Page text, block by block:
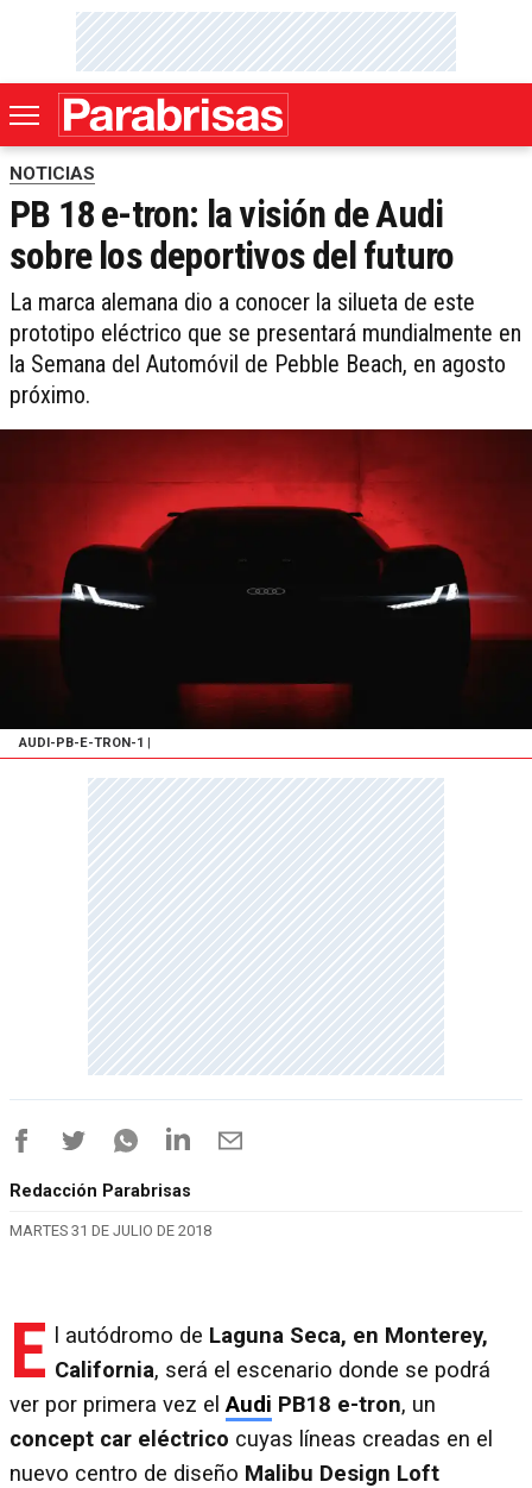
NOTICIAS
PB 18 e-tron: la visión de Audi
sobre los deportivos del futuro
La marca alemana dio a conocer la silueta de este
prototipo eléctrico que se presentará mundialmente en
la Semana del Automóvil de Pebble Beach, en agosto
próximo.
AUDI-PB-E-TRON-1
Redacción Parabrisas
MARTES 31 DE JULIO DE 2018
E l autódromo de Laguna Seca, en Monterey,
California, será el escenario donde se podrá
ver por primera vez elAudi PB18 e-tron, un
concept car eléctrico cuyas líneas creadas en el
nuevo centro de diseño Malibu Design Loft